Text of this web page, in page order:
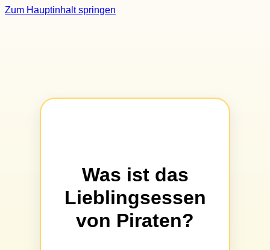
Zum Hauptinhalt springen
Was ist das
Lieblingsessen
von Piraten?